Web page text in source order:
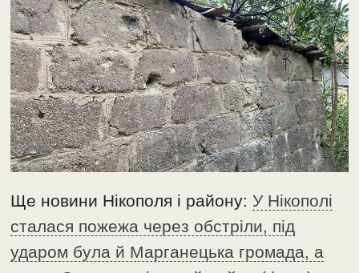
Ще новини Нікополя і району:У Нікополі
сталася пожежа через обстріли, під
ударом була й Марганецька громада, а